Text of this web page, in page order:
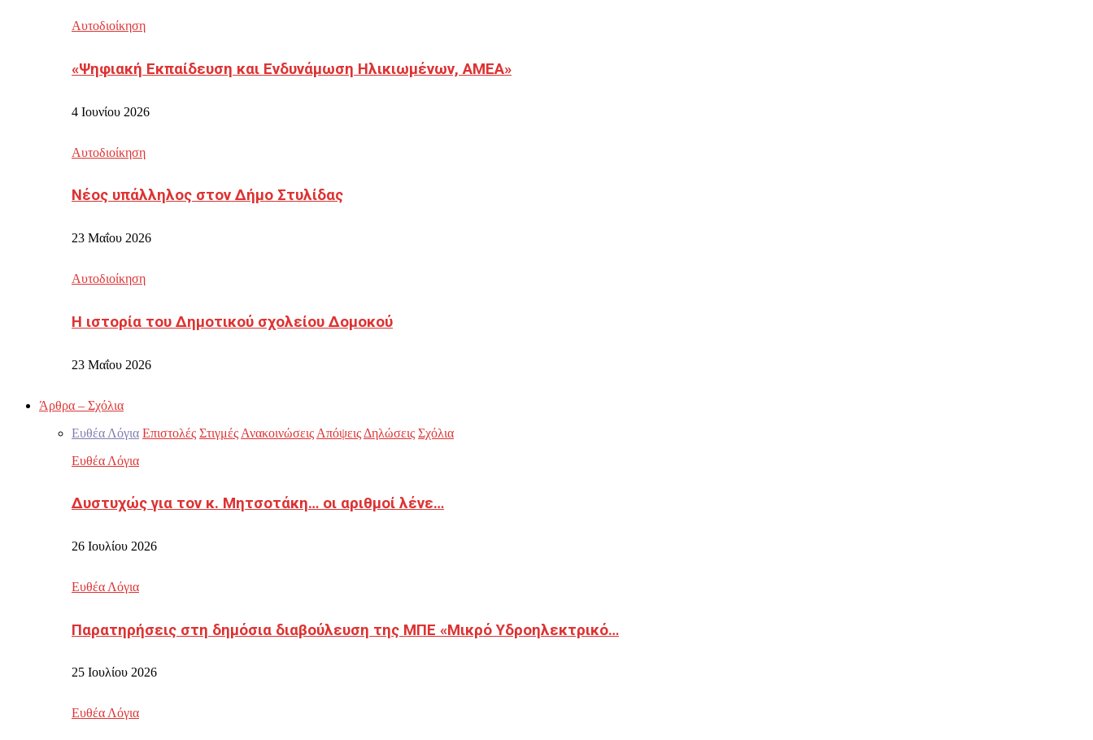
Αυτοδιοίκηση
«Ψηφιακή Εκπαίδευση και Ενδυνάμωση Ηλικιωμένων, ΑΜΕΑ»
4 Ιουνίου 2026
Αυτοδιοίκηση
Νέος υπάλληλος στον Δήμο Στυλίδας
23 Μαΐου 2026
Αυτοδιοίκηση
Η ιστορία του Δημοτικού σχολείου Δομοκού
23 Μαΐου 2026
Άρθρα – Σχόλια
Ευθέα Λόγια Επιστολές Στιγμές Ανακοινώσεις Απόψεις Δηλώσεις Σχόλια
Ευθέα Λόγια
Δυστυχώς για τον κ. Μητσοτάκη… οι αριθμοί λένε…
26 Ιουλίου 2026
Ευθέα Λόγια
Παρατηρήσεις στη δημόσια διαβούλευση της ΜΠΕ «Μικρό Υδροηλεκτρικό…
25 Ιουλίου 2026
Ευθέα Λόγια